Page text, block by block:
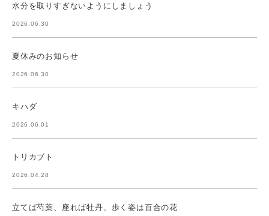
水分を取りすぎないようにしましょう
2026.06.30
夏休みのお知らせ
2026.06.30
キハダ
2026.06.01
トリカブト
2026.04.28
立てば芍薬、座れば牡丹、歩く姿は百合の花